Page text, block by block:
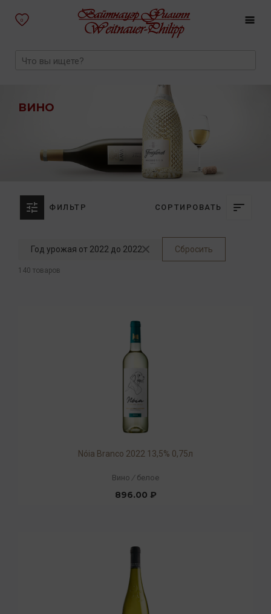
0
ВИНО
ФИЛЬТР СОРТИРОВАТЬ
Год урожая от 2022 до 2022 Сбросить
140 товаров
Nóia Branco 2022 13,5% 0,75л
Вино / белое
896.00 ₽